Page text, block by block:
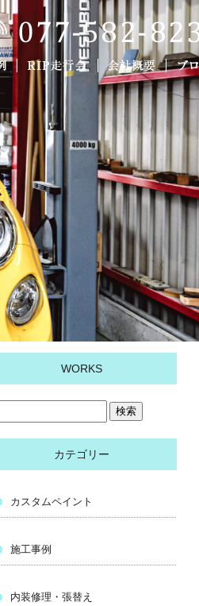
WORKS
カテゴリー
カスタムペイント
施工事例
内装修理・張替え